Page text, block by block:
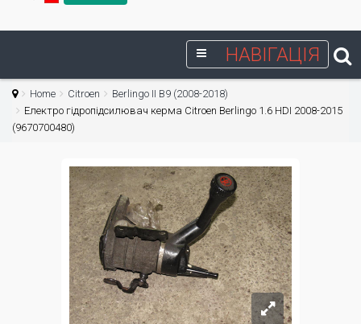
НАВІГАЦІЯ
Home Citroen
Berlingo II B9 (2008-2018)
Електро гідропідсилювач керма Citroen Berlingo 1.6 HDI 2008-2015
(9670700480)